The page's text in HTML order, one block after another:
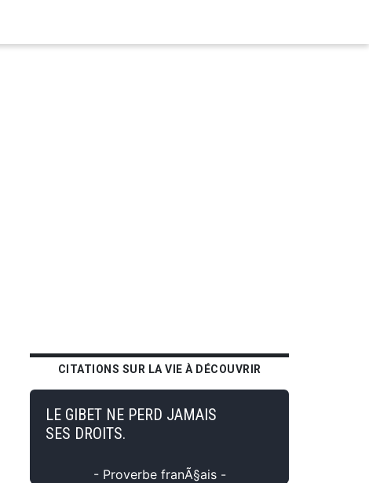
CITATIONS SUR LA VIE À DÉCOUVRIR
LE GIBET NE PERD JAMAIS
SES DROITS.
- Proverbe franÃ§ais -